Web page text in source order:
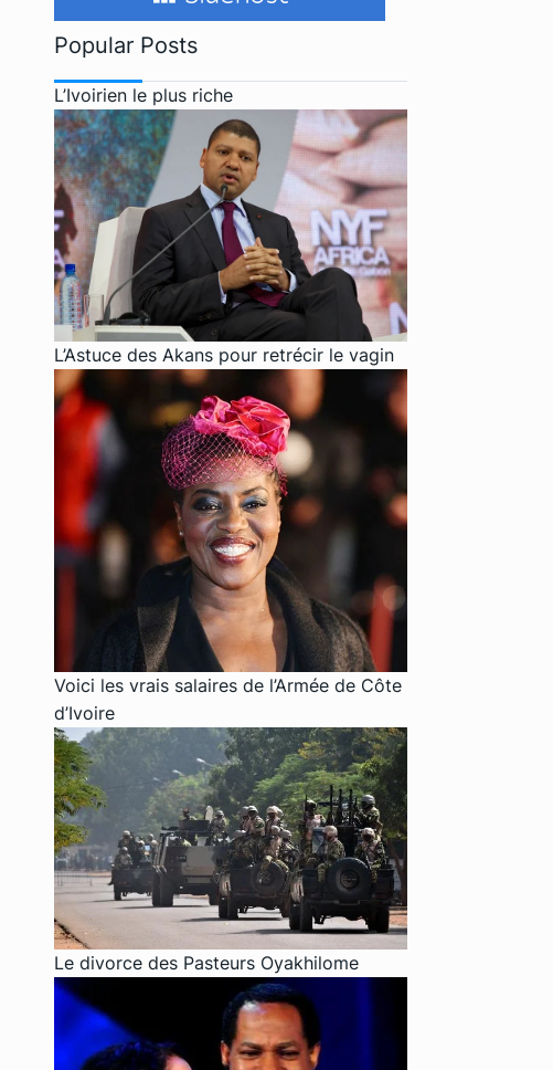
Popular Posts
L’Ivoirien le plus riche
L’Astuce des Akans pour retrécir le vagin
Voici les vrais salaires de l’Armée de Côte
d’Ivoire
Le divorce des Pasteurs Oyakhilome